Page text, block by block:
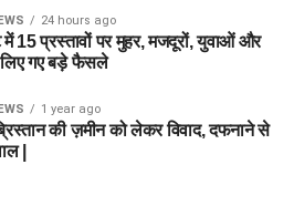
24 hours ago
में 15 प्रस्तावों पर मुहर, मजदूरों, युवाओं और
लिए गए बड़े फैसले
1 year ago
की ज़मीन को लेकर विवाद, दफनाने से
|